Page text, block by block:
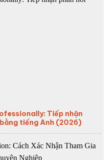
Tiếp nhận
tiếng Anh (2026)